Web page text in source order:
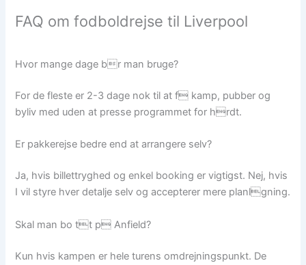
FAQ om fodboldrejse til Liverpool
Hvor mange dage br man bruge?
For de fleste er 2-3 dage nok til at f kamp, pubber og
byliv med uden at presse programmet for hrdt.
Er pakkerejse bedre end at arrangere selv?
Ja, hvis billettryghed og enkel booking er vigtigst. Nej, hvis
I vil styre hver detalje selv og accepterer mere planlgning.
Skal man bo tt p Anfield?
Kun hvis kampen er hele turens omdrejningspunkt. De